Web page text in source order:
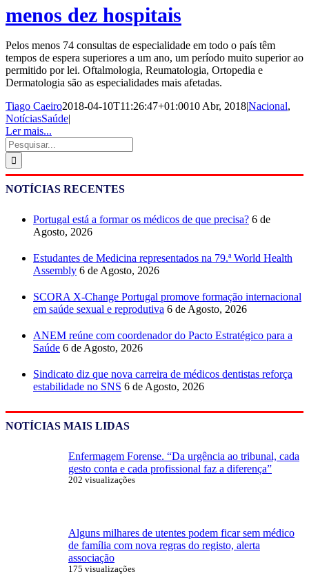
menos dez hospitais
Pelos menos 74 consultas de especialidade em todo o país têm
tempos de espera superiores a um ano, um período muito superior ao
permitido por lei. Oftalmologia, Reumatologia, Ortopedia e
Dermatologia são as especialidades mais afetadas.
Tiago Caeiro2018-04-10T11:26:47+01:0010 Abr, 2018|Nacional,
NotíciasSaúde|
Ler mais...
Pesquisar
NOTÍCIAS RECENTES
Portugal está a formar os médicos de que precisa? 6 de
Agosto, 2026
Estudantes de Medicina representados na 79.ª World Health
Assembly 6 de Agosto, 2026
SCORA X-Change Portugal promove formação internacional
em saúde sexual e reprodutiva 6 de Agosto, 2026
ANEM reúne com coordenador do Pacto Estratégico para a
Saúde 6 de Agosto, 2026
Sindicato diz que nova carreira de médicos dentistas reforça
estabilidade no SNS 6 de Agosto, 2026
NOTÍCIAS MAIS LIDAS
Enfermagem Forense. “Da urgência ao tribunal, cada
gesto conta e cada profissional faz a diferença”
202 visualizações
Alguns milhares de utentes podem ficar sem médico
de família com nova regras do registo, alerta
associação
175 visualizações